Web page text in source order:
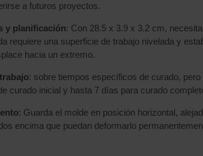
a futuros proyectos.
y planificación: Con 28.5 x 3.9 x 3.2 cm,
requiere una superficie de trabajo nivelada y
hacia un extremo.
: sobre tiempos específicos de curado,
curado inicial y hasta 7 días para curado
: Guarda el molde en posición horizontal,
encima que puedan deformarlo